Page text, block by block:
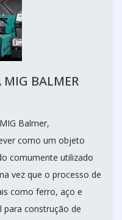
MIG BALMER
Balmer,
como um objeto
comumente utilizado
vez que o processo de
como ferro, aço e
construção de